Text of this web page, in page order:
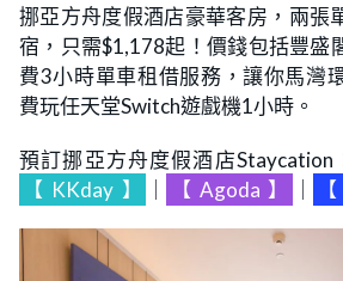
挪亞方舟度假酒店豪華客房，兩張
宿，只需$1,178起！價錢包括豐盛
費3小時單車租借服務，讓你馬灣
費玩任天堂Switch遊戲機1小時。
預訂挪亞方舟度假酒店Staycation
【 KKday 】 【 Agoda 】 【